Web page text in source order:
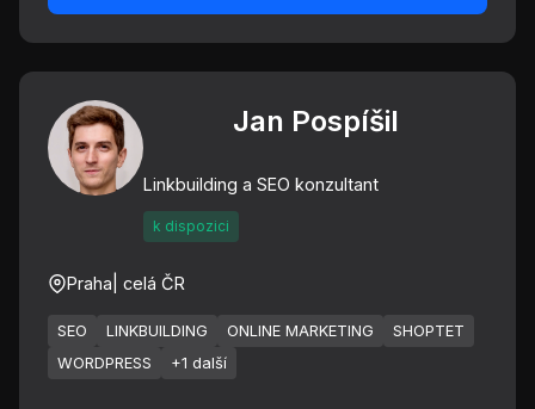
Jan Pospíšil
Linkbuilding a SEO konzultant
k dispozici
Praha | celá ČR
SEO LINKBUILDING ONLINE MARKETING
SHOPTET
WORDPRESS
+1 další